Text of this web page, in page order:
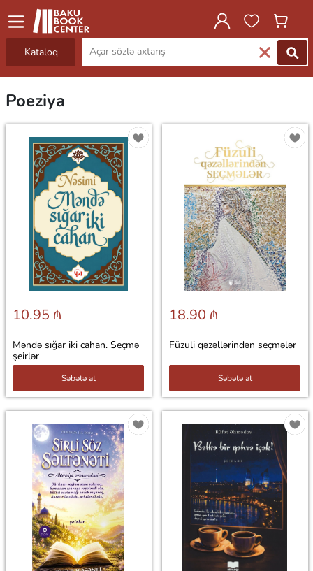
Kataloq
Poeziya
10.95 ₼
Məndə sığar iki cahan. Seçmə
şeirlər
Səbətə at
18.90 ₼
Füzuli qəzəllərindən seçmələr
Səbətə at